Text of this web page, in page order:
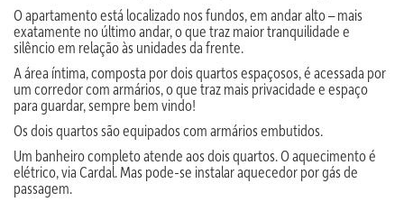
O apartamento está localizado nos fundos, em andar alto – mais
exatamente no último andar, o que traz maior tranquilidade e
silêncio em relação às unidades da frente.
A área íntima, composta por dois quartos espaçosos, é acessada por
um corredor com armários, o que traz mais privacidade e espaço
para guardar, sempre bem vindo!
Os dois quartos são equipados com armários embutidos.
Um banheiro completo atende aos dois quartos. O aquecimento é
elétrico, via Cardal. Mas pode-se instalar aquecedor por gás de
passagem.